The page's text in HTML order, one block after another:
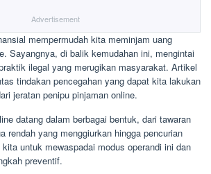
Advertisement
mempermudah kita meminjam uang
Sayangnya, di balik kemudahan ini, mengintai
ilegal yang merugikan masyarakat. Artikel
tindakan pencegahan yang dapat kita lakukan
jeratan penipu pinjaman online.
datang dalam berbagai bentuk, dari tawaran
rendah yang menggiurkan hingga pencurian
untuk mewaspadai modus operandi ini dan
preventif.